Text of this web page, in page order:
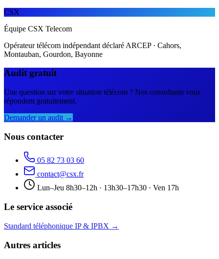
CSX
Équipe CSX Telecom
Opérateur télécom indépendant déclaré ARCEP · Cahors,
Montauban, Gourdon, Bayonne
Audit gratuit
Une question sur votre situation télécom ? Nos consultants vous
répondent gratuitement.
Demander un audit →
Nous contacter
05 82 73 03 60
contact@csx.fr
Lun–Jeu 8h30–12h · 13h30–17h30 · Ven 17h
Le service associé
Standard téléphonique IP & IPBX →
Autres articles